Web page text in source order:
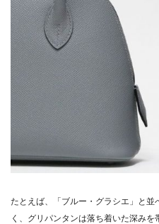
たとえば、「ブルー・グラシエ」と
く、グリパンタンは落ち着いた深みを